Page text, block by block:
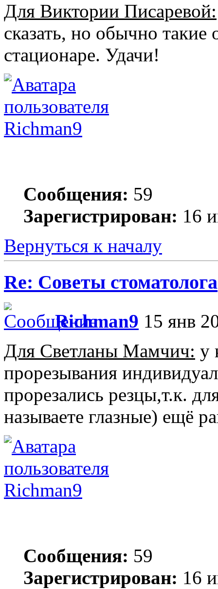
Для Виктории Писаревой:
сказать, но обычно
стационаре. Удачи!
Richman9
Сообщения: 59
Зарегистрирован: 16
Вернуться к началу
Re: Советы стоматолога
Richman9 15 янв
Для Светланы Мамчич: у
прорезывания
прорезались резцы,т.к.
называете глазные) ещё
Richman9
Сообщения: 59
Зарегистрирован: 16